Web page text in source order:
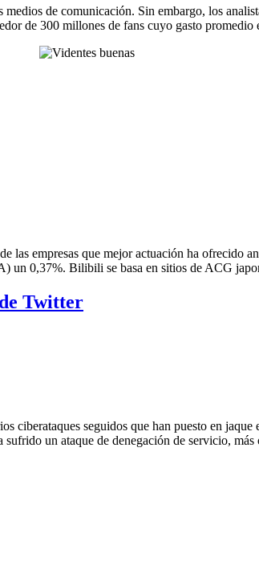
de comunicación. Sin embargo, los
de 300 millones de fans cuyo gasto promedio
empresas que mejor actuación ha ofrecido
0,37%. Bilibili se basa en sitios de ACG
Twitter
ciberataques seguidos que han puesto en
un ataque de denegación de servicio,